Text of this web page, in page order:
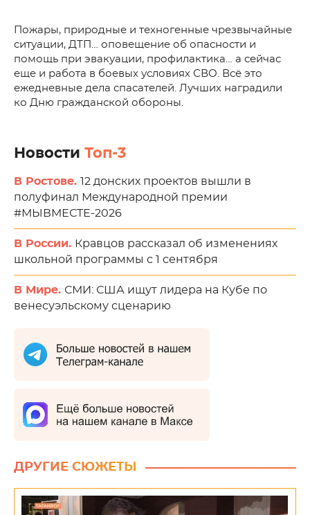
Пожары, природные и техногенные чрезвычайные
ситуации, ДТП… оповещение об опасности и
помощь при эвакуации, профилактика… а сейчас
еще и работа в боевых условиях СВО. Всё это
ежедневные дела спасателей. Лучших наградили
ко Дню гражданской обороны.
Новости Топ-3
В Ростове. 12 донских проектов вышли в
полуфинал Международной премии
#МЫВМЕСТЕ-2026
В России. Кравцов рассказал об изменениях
школьной программы с 1 сентября
В Мире. СМИ: США ищут лидера на Кубе по
венесуэльскому сценарию
ДРУГИЕ СЮЖЕТЫ